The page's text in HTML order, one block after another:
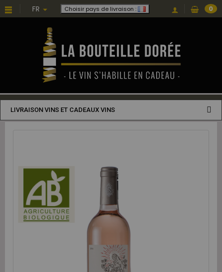
FR Choisir pays de livraison : 0
LIVRAISON VINS ET CADEAUX VINS